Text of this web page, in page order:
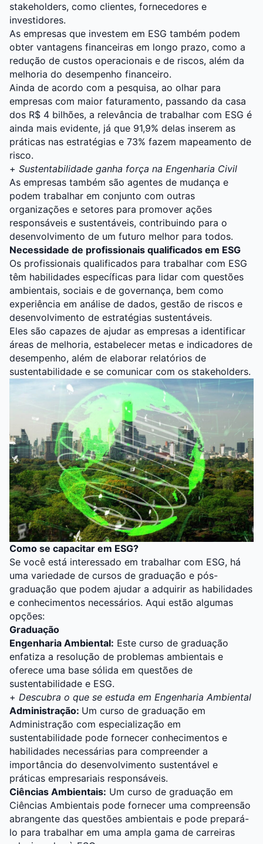
stakeholders, como clientes, fornecedores e
investidores.
As empresas que investem em ESG também podem
obter vantagens financeiras em longo prazo, como a
redução de custos operacionais e de riscos, além da
melhoria do desempenho financeiro.
Ainda de acordo com a pesquisa, ao olhar para
empresas com maior faturamento, passando da casa
dos R$ 4 bilhões, a relevância de trabalhar com ESG é
ainda mais evidente, já que 91,9% delas inserem as
práticas nas estratégias e 73% fazem mapeamento de
risco.
+ Sustentabilidade ganha força na Engenharia Civil
As empresas também são agentes de mudança e
podem trabalhar em conjunto com outras
organizações e setores para promover ações
responsáveis e sustentáveis, contribuindo para o
desenvolvimento de um futuro melhor para todos.
Necessidade de profissionais qualificados em ESG
Os profissionais qualificados para trabalhar com ESG
têm habilidades específicas para lidar com questões
ambientais, sociais e de governança, bem como
experiência em análise de dados, gestão de riscos e
desenvolvimento de estratégias sustentáveis.
Eles são capazes de ajudar as empresas a identificar
áreas de melhoria, estabelecer metas e indicadores de
desempenho, além de elaborar relatórios de
sustentabilidade e se comunicar com os stakeholders.
Como se capacitar em ESG?
Se você está interessado em trabalhar com ESG, há
uma variedade de cursos de graduação e pós-
graduação que podem ajudar a adquirir as habilidades
e conhecimentos necessários. Aqui estão algumas
opções:
Graduação
Engenharia Ambiental: Este curso de graduação
enfatiza a resolução de problemas ambientais e
oferece uma base sólida em questões de
sustentabilidade e ESG.
+ Descubra o que se estuda em Engenharia Ambiental
Administração: Um curso de graduação em
Administração com especialização em
sustentabilidade pode fornecer conhecimentos e
habilidades necessárias para compreender a
importância do desenvolvimento sustentável e
práticas empresariais responsáveis.
Ciências Ambientais: Um curso de graduação em
Ciências Ambientais pode fornecer uma compreensão
abrangente das questões ambientais e pode prepará-
lo para trabalhar em uma ampla gama de carreiras